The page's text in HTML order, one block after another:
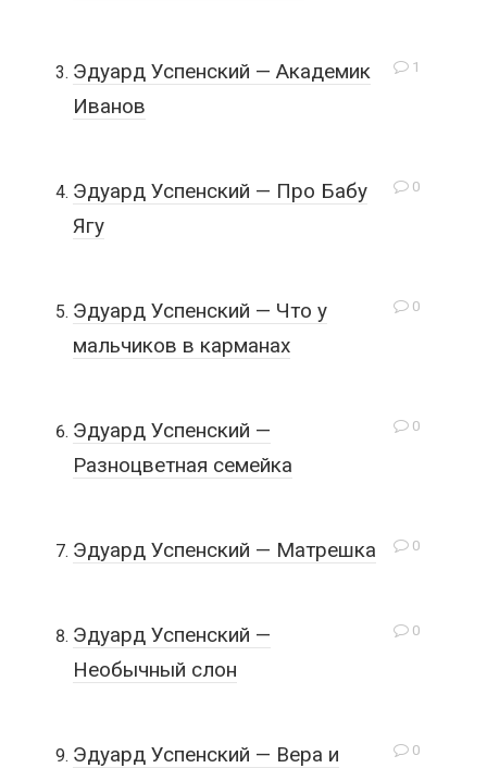
1
Эдуард Успенский — Академик
Иванов
0
Эдуард Успенский — Про Бабу
Ягу
0
Эдуард Успенский — Что у
мальчиков в карманах
0
Эдуард Успенский —
Разноцветная семейка
0
Эдуард Успенский — Матрешка
0
Эдуард Успенский —
Необычный слон
0
Эдуард Успенский — Вера и